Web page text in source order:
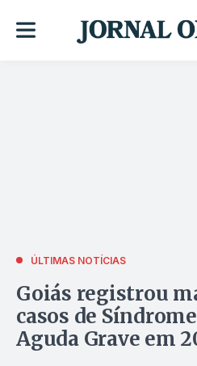
ÚLTIMAS NOTÍCIAS
Goiás registrou
casos de
Aguda Grave em